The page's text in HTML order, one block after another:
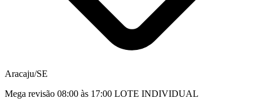
Aracaju/SE
Mega revisão 08:00 às 17:00 LOTE INDIVIDUAL